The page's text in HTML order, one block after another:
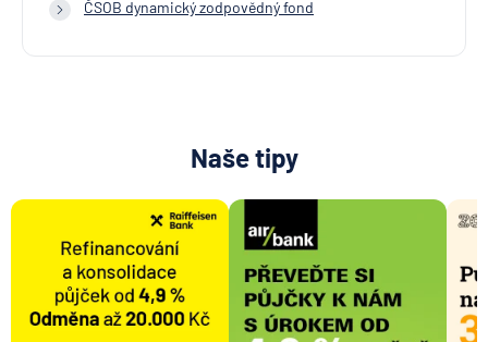
ČSOB dynamický zodpovědný fond
Naše tipy